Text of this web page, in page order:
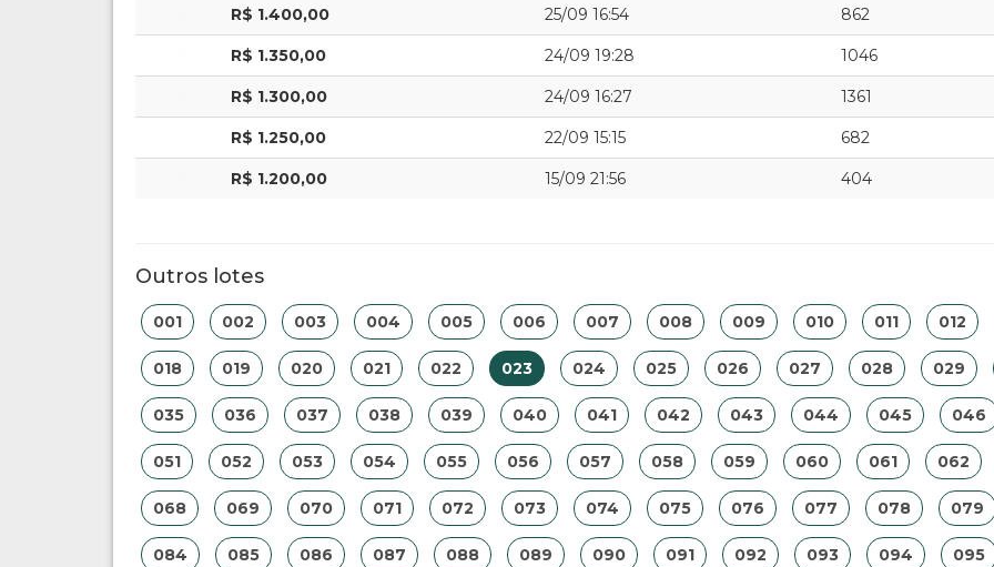
R$ 1.400,00 25/09 16:54 862
R$ 1.350,00 24/09 19:28 1046
R$ 1.300,00 24/09 16:27 1361
R$ 1.250,00 22/09 15:15 682
R$ 1.200,00 15/09 21:56 404
Outros lotes
001 002 003 004 005 006 007 008 009 010 011 012
018 019 020 021 022 023 024 025 026 027 028 029
035 036 037 038 039 040 041 042 043 044 045 046
051 052 053 054 055 056 057 058 059 060 061 062
068 069 070 071 072 073 074 075 076 077 078 079
084 085 086 087 088 089 090 091 092 093 094 095